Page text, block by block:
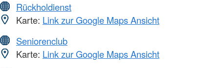
Rückholdienst
Karte: Link zur Google Maps Ansicht
Seniorenclub
Karte: Link zur Google Maps Ansicht